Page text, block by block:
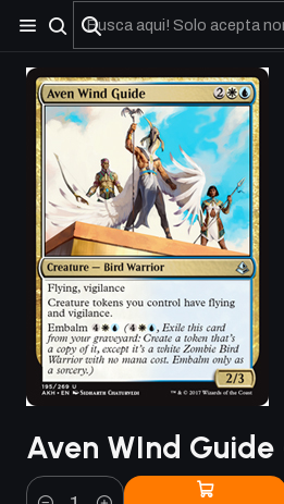
No olviden reportar sus depositos y
Aven WInd Guide